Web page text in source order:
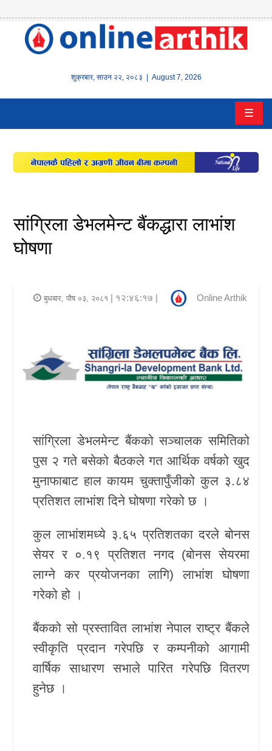
शुक्रबार, साउन २२, २०८३ | August 7, 2026
होम
वित्त
इन्स्योरेन्स
पूँजीबजार
अटो
भिडियो
सूचना
प्रविधि
शिक्षा
स्वास्थ्य
Unicode
☰
सांग्रिला डेभलमेन्ट बैंकद्धारा लाभांश
घोषणा
बुधबार, पौष ०३, २०८१ | १२:४६:१७ | Online Arthik
सांग्रिला डेभलमेन्ट बैंकको सञ्चालक समितिको
पुस २ गते बसेको बैठकले गत आर्थिक वर्षको खुद
मुनाफाबाट हाल कायम चुक्तापुँजीको कुल ३.८४
प्रतिशत लाभांश दिने घोषणा गरेको छ ।
कुल लाभांशमध्ये ३.६५ प्रतिशतका दरले बोनस
सेयर र ०.१९ प्रतिशत नगद (बोनस सेयरमा
लाग्ने कर प्रयोजनका लागि) लाभांश घोषणा
गरेको हो ।
बैंकको सो प्रस्तावित लाभांश नेपाल राष्ट्र बैंकले
स्वीकृति प्रदान गरेपछि र कम्पनीको आगामी
वार्षिक साधारण सभाले पारित गरेपछि वितरण
हुनेछ ।